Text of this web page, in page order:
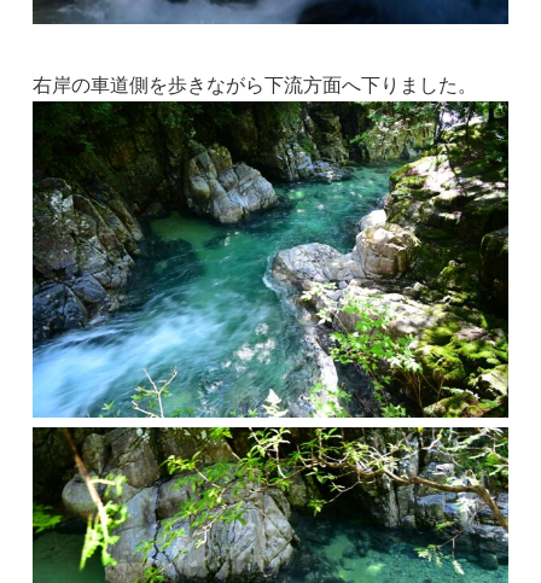
右岸の車道側を歩きながら下流方面へ下りました。